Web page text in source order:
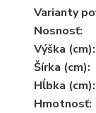
Varianty
Nosnosť:
Výška (cm):
Šírka (cm):
Hĺbka (cm):
Hmotnosť: